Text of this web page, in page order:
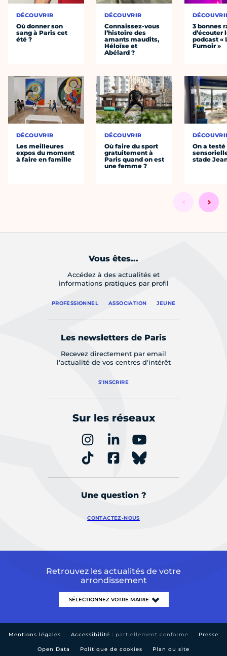
DÉCOUVRIR
Où donner son
sang à Paris cet
été ?
DÉCOUVRIR
Les meilleures
expos du moment
à faire en famille
DÉCOUVRIR
Connaissez-vous
l’histoire des
amants maudits,
Héloïse et
Abélard ?
DÉCOUVRIR
Où faire du sport
gratuitement à
Paris quand on est
une femme ?
3 bonnes
d’écouter
podcast «
Fumoir »
On a
stade
Vous êtes...
Accédez à des actualités et
informations pratiques par profil
PROFESSIONNEL ASSOCIATION JEUNE
Les newsletters de Paris
Recevez directement par email
l'actualité de vos centres d'intérêt
S'INSCRIRE
Sur les réseaux
Une question ?
CONTACTEZ-NOUS
Retrouvez les actualités de votre
arrondissement
Mentions légales Accessibilité : partiellement conforme Presse
Open Data Politique de cookies Plan du site